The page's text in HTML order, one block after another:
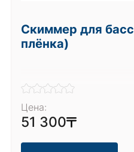
Скиммер для
плёнка)
Цена:
51 300